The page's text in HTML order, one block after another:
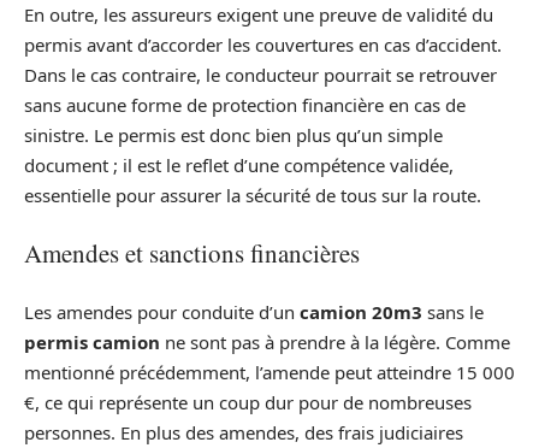
En outre, les assureurs exigent une preuve de validité du
permis avant d’accorder les couvertures en cas d’accident.
Dans le cas contraire, le conducteur pourrait se retrouver
sans aucune forme de protection financière en cas de
sinistre. Le permis est donc bien plus qu’un simple
document ; il est le reflet d’une compétence validée,
essentielle pour assurer la sécurité de tous sur la route.
Amendes et sanctions financières
Les amendes pour conduite d’un camion 20m3 sans le
permis camion ne sont pas à prendre à la légère. Comme
mentionné précédemment, l’amende peut atteindre 15 000
€, ce qui représente un coup dur pour de nombreuses
personnes. En plus des amendes, des frais judiciaires